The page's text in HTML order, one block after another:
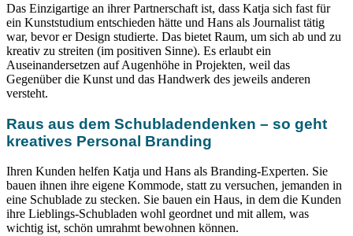
Das Einzigartige an ihrer Partnerschaft ist, dass Katja sich fast für
ein Kunststudium entschieden hätte und Hans als Journalist tätig
war, bevor er Design studierte. Das bietet Raum, um sich ab und zu
kreativ zu streiten (im positiven Sinne). Es erlaubt ein
Auseinandersetzen auf Augenhöhe in Projekten, weil das
Gegenüber die Kunst und das Handwerk des jeweils anderen
versteht.
Raus aus dem Schubladendenken – so geht
kreatives Personal Branding
Ihren Kunden helfen Katja und Hans als Branding-Experten. Sie
bauen ihnen ihre eigene Kommode, statt zu versuchen, jemanden in
eine Schublade zu stecken. Sie bauen ein Haus, in dem die Kunden
ihre Lieblings-Schubladen wohl geordnet und mit allem, was
wichtig ist, schön umrahmt bewohnen können.